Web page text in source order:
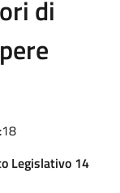
di
Legislativo 14